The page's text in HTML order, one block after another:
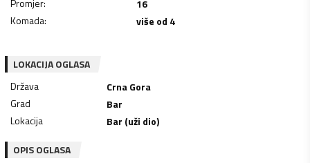
Promjer:
16
Komada: više od 4
LOKACIJA OGLASA
Država
Crna Gora
Grad
Bar
Lokacija
Bar (uži dio)
OPIS OGLASA